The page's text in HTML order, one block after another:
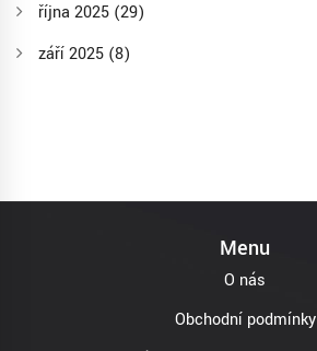
října 2025 (29)
září 2025 (8)
Menu
O nás
Obchodní podmínky